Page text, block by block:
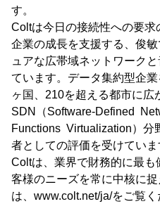
す。
Coltは今日の接続性への要
企業の成長を支援する、俊
ュアな広帯域ネットワーク
ています。データ集約型企
ヶ国、210を超える都市に広
SDN（Software-Defined
Functions Virtualization）分
者としての評価を受けてい
Coltは、業界で財務的に最
客様のニーズを常に中核に
は、www.colt.net/ja/をご覧く